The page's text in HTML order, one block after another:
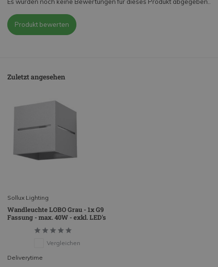
Es wurden noch keine Bewertungen für dieses Produkt abgegeben..
Produkt bewerten
Zuletzt angesehen
Sollux Lighting
Wandleuchte LOBO Grau - 1x G9
Fassung - max. 40W - exkl. LED's
Vergleichen
Deliverytime